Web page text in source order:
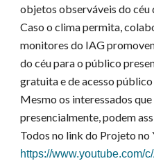
objetos observáveis do céu
Caso o clima permita,
monitores do IAG
do céu para o público
gratuita e de acesso
Mesmo os interessados
presencialmente, podem
Todos no link do Projeto no
https://www.youtube.com/